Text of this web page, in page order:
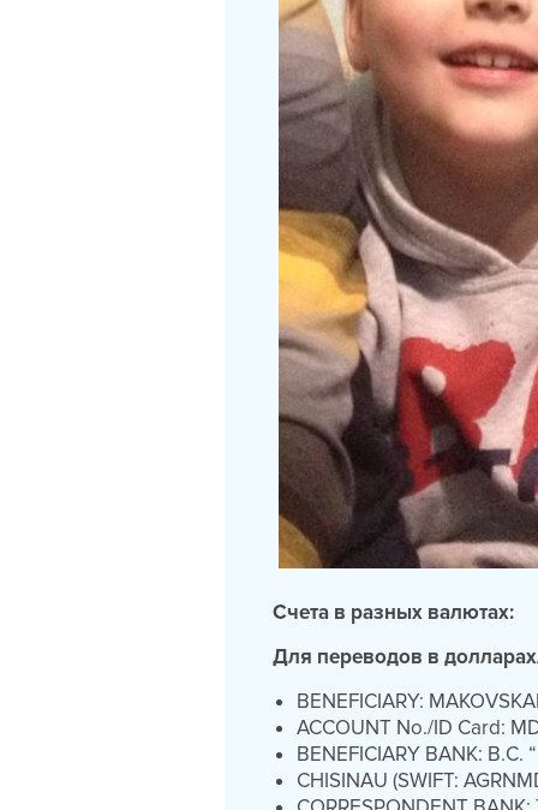
Счета в разных валютах:
Для переводов в
BENEFICIARY:
ACCOUNT No./ID Card:
BENEFICIARY BANK: B.C.
CHISINAU (SWIFT: